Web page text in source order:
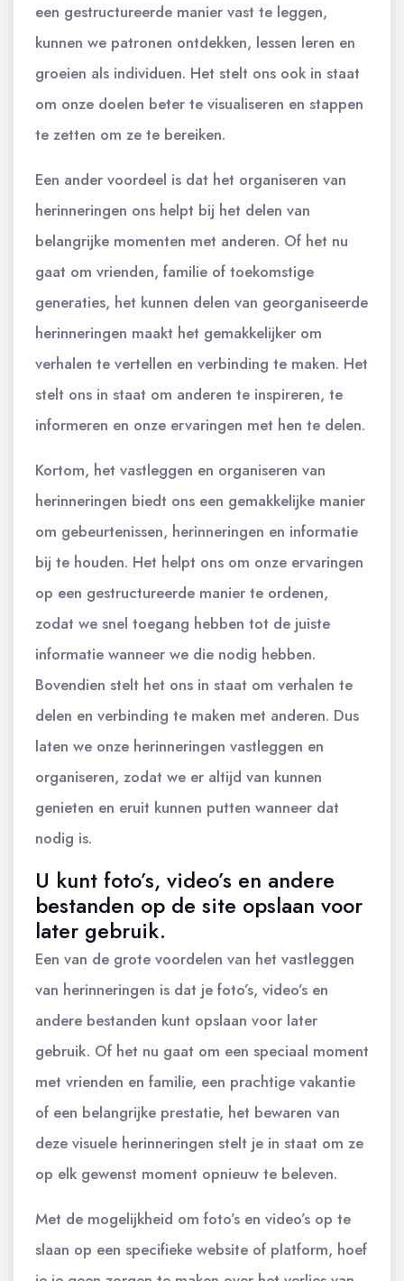
een gestructureerde manier vast te leggen,
kunnen we patronen ontdekken, lessen leren en
groeien als individuen. Het stelt ons ook in staat
om onze doelen beter te visualiseren en stappen
te zetten om ze te bereiken.
Een ander voordeel is dat het organiseren van
herinneringen ons helpt bij het delen van
belangrijke momenten met anderen. Of het nu
gaat om vrienden, familie of toekomstige
generaties, het kunnen delen van georganiseerde
herinneringen maakt het gemakkelijker om
verhalen te vertellen en verbinding te maken. Het
stelt ons in staat om anderen te inspireren, te
informeren en onze ervaringen met hen te delen.
Kortom, het vastleggen en organiseren van
herinneringen biedt ons een gemakkelijke manier
om gebeurtenissen, herinneringen en informatie
bij te houden. Het helpt ons om onze ervaringen
op een gestructureerde manier te ordenen,
zodat we snel toegang hebben tot de juiste
informatie wanneer we die nodig hebben.
Bovendien stelt het ons in staat om verhalen te
delen en verbinding te maken met anderen. Dus
laten we onze herinneringen vastleggen en
organiseren, zodat we er altijd van kunnen
genieten en eruit kunnen putten wanneer dat
nodig is.
U kunt foto’s, video’s en andere
bestanden op de site opslaan voor
later gebruik.
Een van de grote voordelen van het vastleggen
van herinneringen is dat je foto’s, video’s en
andere bestanden kunt opslaan voor later
gebruik. Of het nu gaat om een speciaal moment
met vrienden en familie, een prachtige vakantie
of een belangrijke prestatie, het bewaren van
deze visuele herinneringen stelt je in staat om ze
op elk gewenst moment opnieuw te beleven.
Met de mogelijkheid om foto’s en video’s op te
slaan op een specifieke website of platform, hoef